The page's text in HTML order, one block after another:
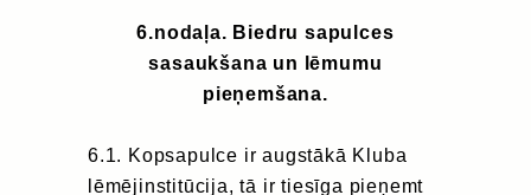
6.nodaļa. Biedru sapulces
sasaukšana un lēmumu
pieņemšana.
6.1. Kopsapulce ir augstākā Kluba
lēmējinstitūcija, tā ir tiesīga pieņemt